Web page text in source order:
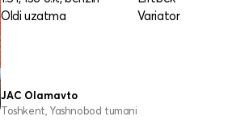
Oldi uzatma
Variator
JAC Olamavto
Toshkent, Yashnobod tumani